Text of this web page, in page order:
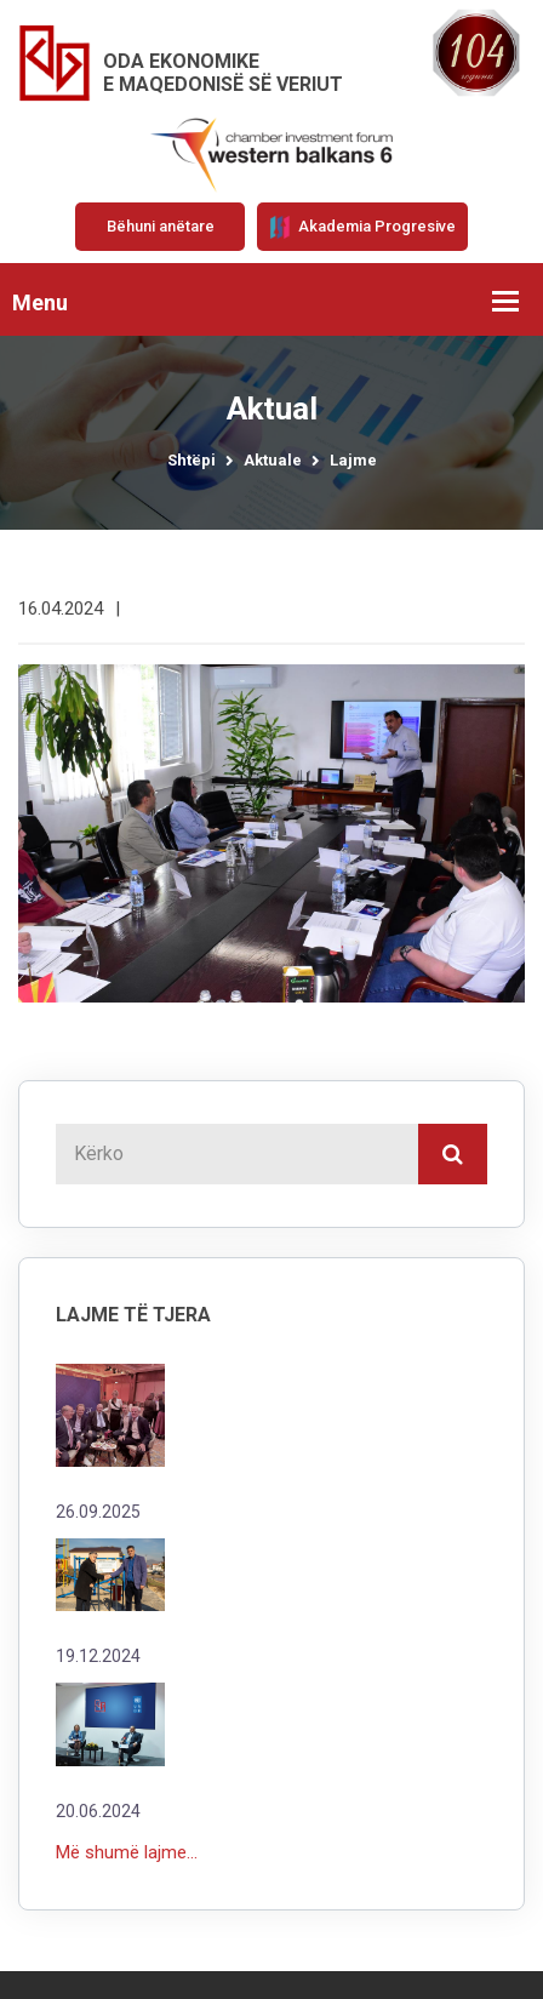
ODA EKONOMIKE
E MAQEDONISË SË VERIUT
Bëhuni anëtare Akademia Progresive
Menu
Aktual
Shtëpi Aktuale Lajme
16.04.2024 |
LAJME TË TJERA
26.09.2025
19.12.2024
20.06.2024
Më shumë lajme...